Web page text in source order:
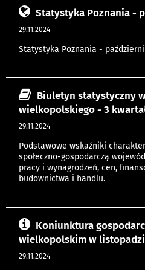
Statystyka Poznania -
29.11.2024
Statystyka Poznania -
Biuletyn statystyczny
wielkopolskiego - 3
29.11.2024
Podstawowe wskaźniki
społeczno-gospodarczą
pracy i wynagrodzeń, cen,
budownictwa i handlu.
Koniunktura
wielkopolskim w
29.11.2024